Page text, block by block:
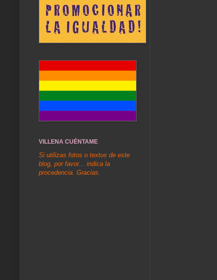
VILLENA CUÉNTAME
Si utilizas fotos o textos de este
blog, por favor... indica la
procedencia. Gracias.